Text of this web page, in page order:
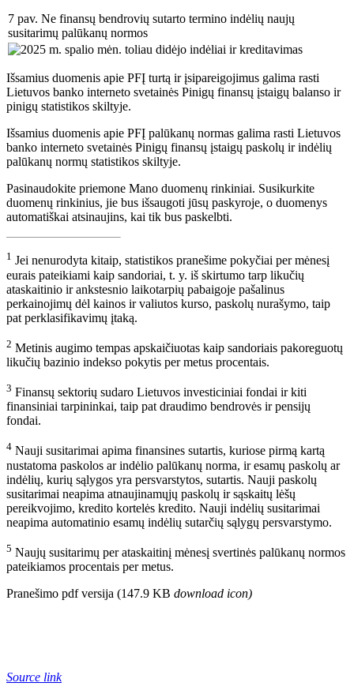
7 pav. Ne finansų bendrovių sutarto termino indėlių naujų
susitarimų palūkanų normos
Išsamius duomenis apie PFĮ turtą ir įsipareigojimus galima rasti
Lietuvos banko interneto svetainės Pinigų finansų įstaigų balanso ir
pinigų statistikos skiltyje.
Išsamius duomenis apie PFĮ palūkanų normas galima rasti Lietuvos
banko interneto svetainės Pinigų finansų įstaigų paskolų ir indėlių
palūkanų normų statistikos skiltyje.
Pasinaudokite priemone Mano duomenų rinkiniai. Susikurkite
duomenų rinkinius, jie bus išsaugoti jūsų paskyroje, o duomenys
automatiškai atsinaujins, kai tik bus paskelbti.
1 Jei nenurodyta kitaip, statistikos pranešime pokyčiai per mėnesį
eurais pateikiami kaip sandoriai, t. y. iš skirtumo tarp likučių
ataskaitinio ir ankstesnio laikotarpių pabaigoje pašalinus
perkainojimų dėl kainos ir valiutos kurso, paskolų nurašymo, taip
pat perklasifikavimų įtaką.
2 Metinis augimo tempas apskaičiuotas kaip sandoriais pakoreguotų
likučių bazinio indekso pokytis per metus procentais.
3 Finansų sektorių sudaro Lietuvos investiciniai fondai ir kiti
finansiniai tarpininkai, taip pat draudimo bendrovės ir pensijų
fondai.
4 Nauji susitarimai apima finansines sutartis, kuriose pirmą kartą
nustatoma paskolos ar indėlio palūkanų norma, ir esamų paskolų ar
indėlių, kurių sąlygos yra persvarstytos, sutartis. Nauji paskolų
susitarimai neapima atnaujinamųjų paskolų ir sąskaitų lėšų
pereikvojimo, kredito kortelės kredito. Nauji indėlių susitarimai
neapima automatinio esamų indėlių sutarčių sąlygų persvarstymo.
5 Naujų susitarimų per ataskaitinį mėnesį svertinės palūkanų normos
pateikiamos procentais per metus.
Pranešimo pdf versija (147.9 KB download icon)
Source link